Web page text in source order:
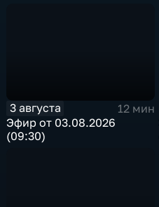
3 августа
12 мин
Эфир от 03.08.2026
(09:30)